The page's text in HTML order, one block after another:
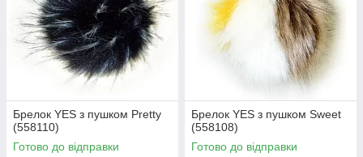
Брелок YES з пушком Pretty
(558110)
Готово до відправки
Брелок YES з пушком Sweet
(558108)
Готово до відправки